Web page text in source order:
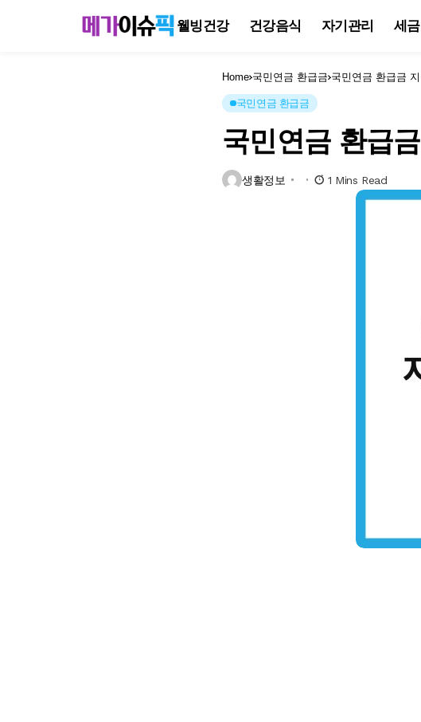
웰빙건강 건강음식 자기관리 세
Home 국민연금 환급금 국민연금 환급금
국민연금 환급금
국민연금 환급
생활정보 1 Mins Read